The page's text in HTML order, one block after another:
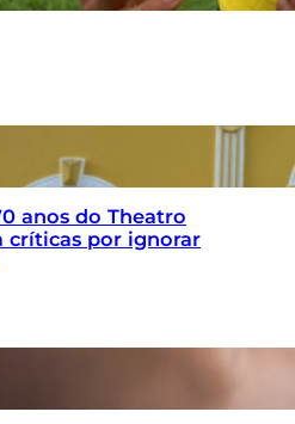
anos do Theatro
críticas por ignorar